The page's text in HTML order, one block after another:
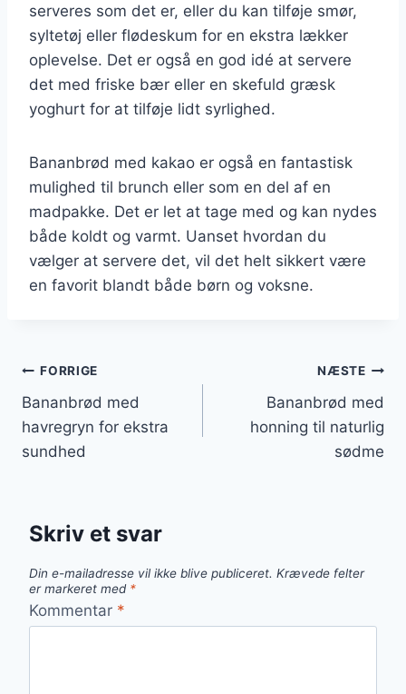
serveres som det er, eller du kan tilføje smør,
syltetøj eller flødeskum for en ekstra lækker
oplevelse. Det er også en god idé at servere
det med friske bær eller en skefuld græsk
yoghurt for at tilføje lidt syrlighed.
Bananbrød med kakao er også en fantastisk
mulighed til brunch eller som en del af en
madpakke. Det er let at tage med og kan nydes
både koldt og varmt. Uanset hvordan du
vælger at servere det, vil det helt sikkert være
en favorit blandt både børn og voksne.
Indlægsnavigation
FORRIGE
Bananbrød med
havregryn for ekstra
sundhed
NÆSTE
Bananbrød med
honning til naturlig
sødme
Skriv et svar
Din e-mailadresse vil ikke blive publiceret. Krævede felter
er markeret med *
Kommentar *